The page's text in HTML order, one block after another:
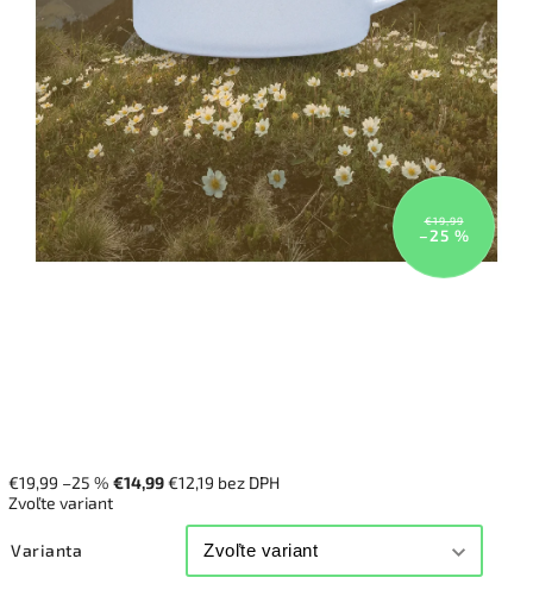
€19,99
–25 %
€19,99 –25 % €14,99€12,19 bez DPH
Zvoľte variant
Varianta